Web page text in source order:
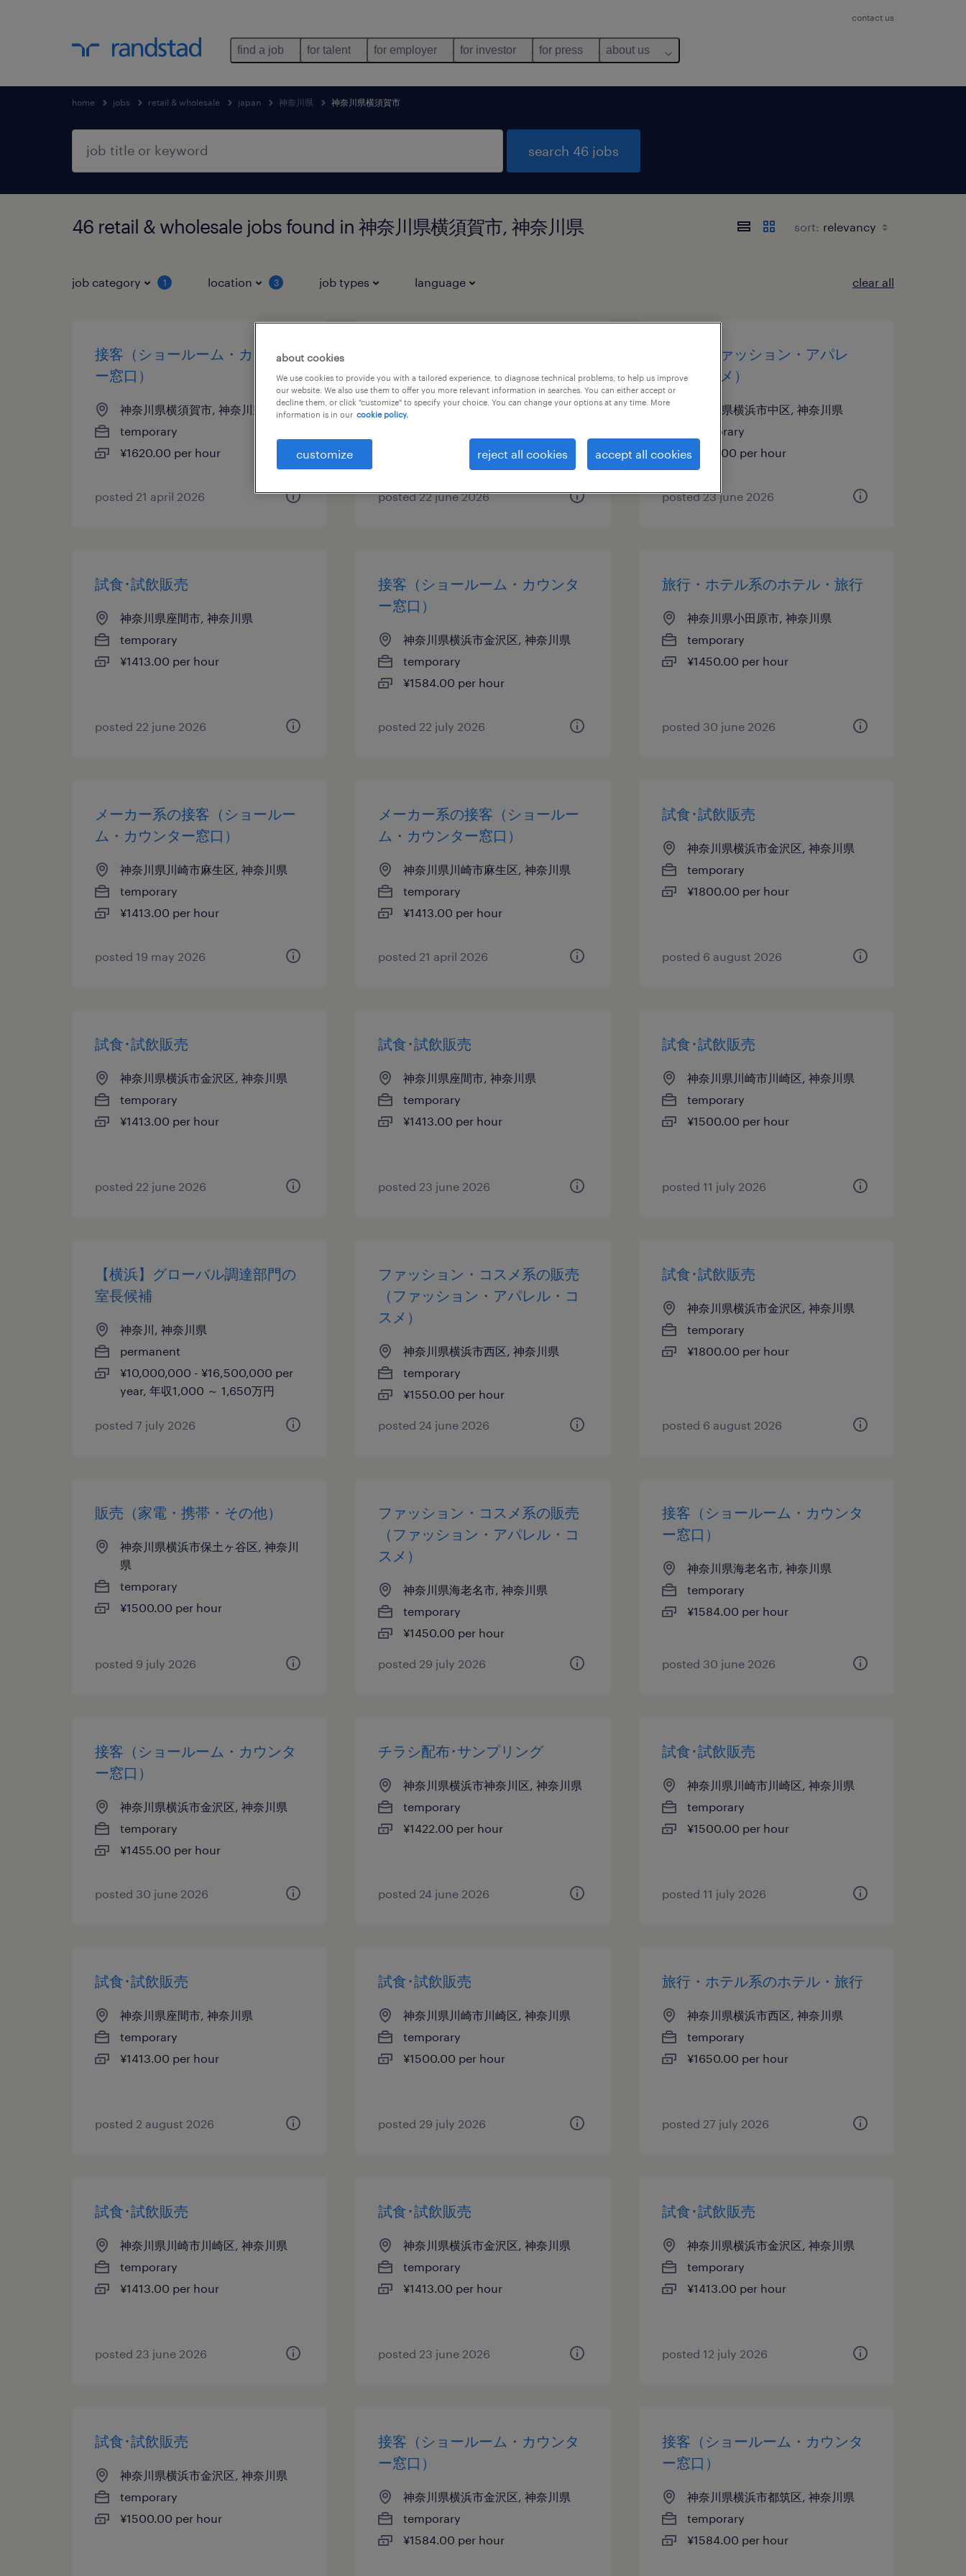
contact us
find a job for talent for employer for investor for press about us
home jobs retail & wholesale japan 神奈川県 神奈川県横須賀市
search 46 jobs
46 retail & wholesale jobs found in 神奈川県横須賀市, 神奈川県 sort:
job category 1 location 3 job types language clear all
接客（ショールーム・カウンタ
ー窓口）
神奈川県横須賀市, 神奈川県
temporary
¥1620.00 per hour
posted 21 april 2026
神奈川県川崎市川崎区, 神奈川県
temporary
posted 22 june 2026
販売（ファッション・アパレ
ル・コスメ）
神奈川県横浜市中区, 神奈川県
temporary
¥1413.00 per hour
posted 23 june 2026
試食･試飲販売
神奈川県座間市, 神奈川県
temporary
¥1413.00 per hour
posted 22 june 2026
接客（ショールーム・カウンタ
ー窓口）
神奈川県横浜市金沢区, 神奈川県
temporary
¥1584.00 per hour
posted 22 july 2026
旅行・ホテル系のホテル・旅行
神奈川県小田原市, 神奈川県
temporary
¥1450.00 per hour
posted 30 june 2026
メーカー系の接客（ショールー
ム・カウンター窓口）
神奈川県川崎市麻生区, 神奈川県
temporary
¥1413.00 per hour
posted 19 may 2026
メーカー系の接客（ショールー
ム・カウンター窓口）
神奈川県川崎市麻生区, 神奈川県
temporary
¥1413.00 per hour
posted 21 april 2026
試食･試飲販売
神奈川県横浜市金沢区, 神奈川県
temporary
¥1800.00 per hour
posted 6 august 2026
試食･試飲販売
神奈川県横浜市金沢区, 神奈川県
temporary
¥1413.00 per hour
posted 22 june 2026
試食･試飲販売
神奈川県座間市, 神奈川県
temporary
¥1413.00 per hour
posted 23 june 2026
試食･試飲販売
神奈川県川崎市川崎区, 神奈川県
temporary
¥1500.00 per hour
posted 11 july 2026
【横浜】グローバル調達部門の
室長候補
神奈川, 神奈川県
permanent
¥10,000,000 - ¥16,500,000 per
year, 年収1,000 ～ 1,650万円
posted 7 july 2026
ファッション・コスメ系の販売
（ファッション・アパレル・コ
スメ）
神奈川県横浜市西区, 神奈川県
temporary
¥1550.00 per hour
posted 24 june 2026
試食･試飲販売
神奈川県横浜市金沢区, 神奈川県
temporary
¥1800.00 per hour
posted 6 august 2026
販売（家電・携帯・その他）
神奈川県横浜市保土ヶ谷区, 神奈川
県
temporary
¥1500.00 per hour
posted 9 july 2026
ファッション・コスメ系の販売
（ファッション・アパレル・コ
スメ）
神奈川県海老名市, 神奈川県
temporary
¥1450.00 per hour
posted 29 july 2026
接客（ショールーム・カウンタ
ー窓口）
神奈川県海老名市, 神奈川県
temporary
¥1584.00 per hour
posted 30 june 2026
接客（ショールーム・カウンタ
ー窓口）
神奈川県横浜市金沢区, 神奈川県
temporary
¥1455.00 per hour
posted 30 june 2026
チラシ配布･サンプリング
神奈川県横浜市神奈川区, 神奈川県
temporary
¥1422.00 per hour
posted 24 june 2026
試食･試飲販売
神奈川県川崎市川崎区, 神奈川県
temporary
¥1500.00 per hour
posted 11 july 2026
試食･試飲販売
神奈川県座間市, 神奈川県
temporary
¥1413.00 per hour
posted 2 august 2026
試食･試飲販売
神奈川県川崎市川崎区, 神奈川県
temporary
¥1500.00 per hour
posted 29 july 2026
旅行・ホテル系のホテル・旅行
神奈川県横浜市西区, 神奈川県
temporary
¥1650.00 per hour
posted 27 july 2026
試食･試飲販売
神奈川県川崎市川崎区, 神奈川県
temporary
¥1413.00 per hour
posted 23 june 2026
試食･試飲販売
神奈川県横浜市金沢区, 神奈川県
temporary
¥1413.00 per hour
posted 23 june 2026
試食･試飲販売
神奈川県横浜市金沢区, 神奈川県
temporary
¥1413.00 per hour
posted 12 july 2026
試食･試飲販売
神奈川県横浜市金沢区, 神奈川県
temporary
¥1500.00 per hour
接客（ショールーム・カウンタ
ー窓口）
神奈川県横浜市金沢区, 神奈川県
temporary
¥1584.00 per hour
接客（ショールーム・カウンタ
ー窓口）
神奈川県横浜市都筑区, 神奈川県
temporary
¥1584.00 per hour
about cookies
We use cookies to provide you with a tailored experience, to diagnose technical problems, to help us improve
our website. We also use them to offer you more relevant information in searches. You can either accept or
decline them, or click "customize" to specify your choice. You can change your options at any time. More
information is in our cookie policy.
customize reject all cookies accept all cookies